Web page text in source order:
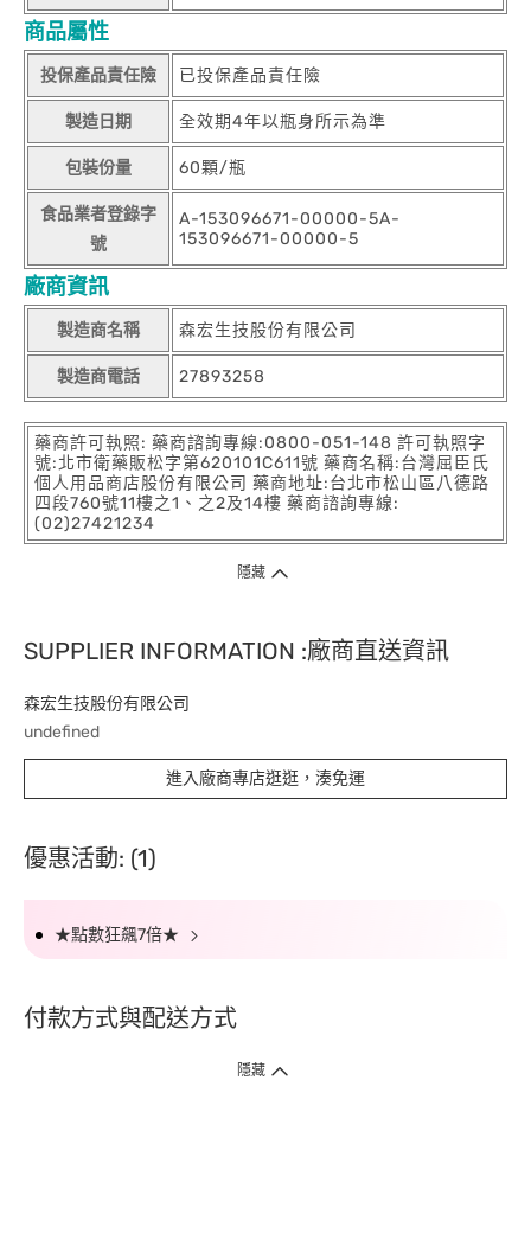
商品屬性
投保產品責任險 已投保產品責任險
製造日期 全效期4年以瓶身所示為準
包裝份量 60顆/瓶
食品業者登錄字
號
A-153096671-00000-5A-
153096671-00000-5
廠商資訊
製造商名稱 森宏生技股份有限公司
製造商電話 27893258
藥商許可執照: 藥商諮詢專線:0800-051-148 許可執照字
號:北市衛藥販松字第620101C611號 藥商名稱:台灣屈臣氏
個人用品商店股份有限公司 藥商地址:台北市松山區八德路
四段760號11樓之1、之2及14樓 藥商諮詢專線:
(02)27421234
隱藏
SUPPLIER INFORMATION :廠商直送資訊
森宏生技股份有限公司
undefined
進入廠商專店逛逛，湊免運
優惠活動: (1)
★點數狂飆7倍★
付款方式與配送方式
隱藏